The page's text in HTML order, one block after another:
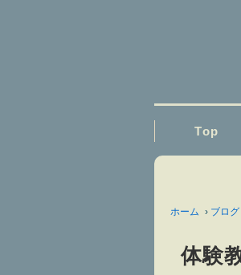
Top
ホーム › ブログ
体験